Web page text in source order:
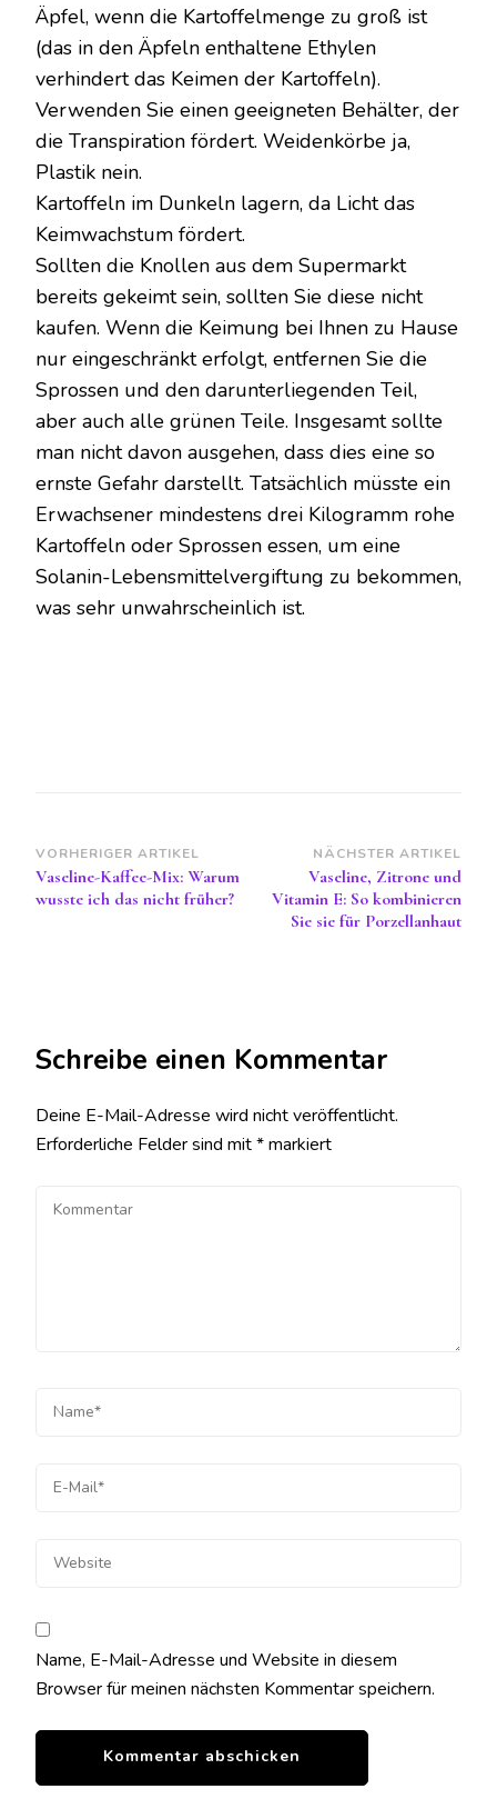
Äpfel, wenn die Kartoffelmenge zu groß ist
(das in den Äpfeln enthaltene Ethylen
verhindert das Keimen der Kartoffeln).
Verwenden Sie einen geeigneten Behälter, der
die Transpiration fördert. Weidenkörbe ja,
Plastik nein.
Kartoffeln im Dunkeln lagern, da Licht das
Keimwachstum fördert.
Sollten die Knollen aus dem Supermarkt
bereits gekeimt sein, sollten Sie diese nicht
kaufen. Wenn die Keimung bei Ihnen zu Hause
nur eingeschränkt erfolgt, entfernen Sie die
Sprossen und den darunterliegenden Teil,
aber auch alle grünen Teile. Insgesamt sollte
man nicht davon ausgehen, dass dies eine so
ernste Gefahr darstellt. Tatsächlich müsste ein
Erwachsener mindestens drei Kilogramm rohe
Kartoffeln oder Sprossen essen, um eine
Solanin-Lebensmittelvergiftung zu bekommen,
was sehr unwahrscheinlich ist.
Beitragsnavigation
VORHERIGER ARTIKEL
Vaseline-Kaffee-Mix: Warum
wusste ich das nicht früher?
NÄCHSTER ARTIKEL
Vaseline, Zitrone und
Vitamin E: So kombinieren
Sie sie für Porzellanhaut
Schreibe einen Kommentar
Deine E-Mail-Adresse wird nicht veröffentlicht.
Erforderliche Felder sind mit*markiert
Name, E-Mail-Adresse und Website in diesem
Browser für meinen nächsten Kommentar speichern.